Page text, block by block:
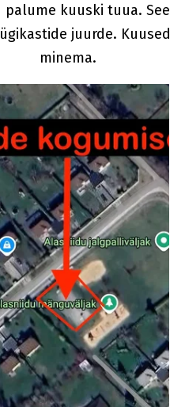
palume kuuski tuua. See
juurde. Kuused
minema.